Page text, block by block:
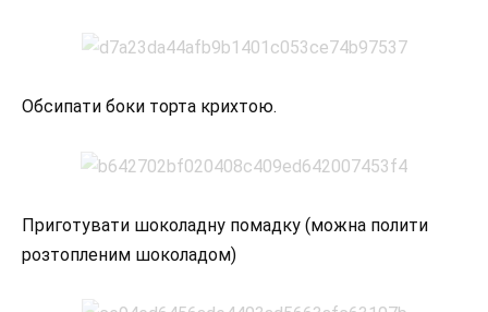
Обсипати боки торта крихтою.
Приготувати шоколадну помадку (можна полити
розтопленим шоколадом)